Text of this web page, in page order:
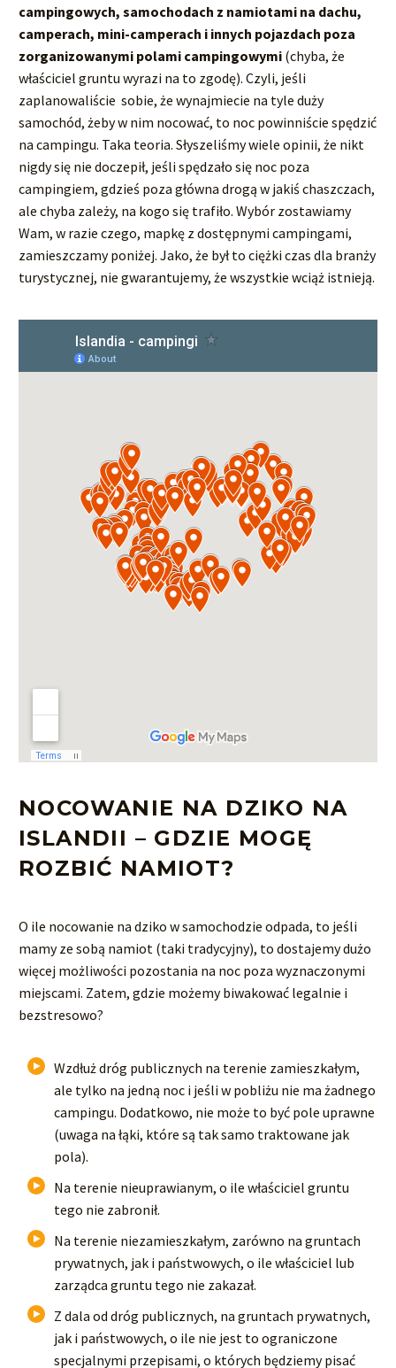
campingowych, samochodach z namiotami na dachu,
camperach, mini-camperach i innych pojazdach poza
zorganizowanymi polami campingowymi (chyba, że
właściciel gruntu wyrazi na to zgodę). Czyli, jeśli
zaplanowaliście sobie, że wynajmiecie na tyle duży
samochód, żeby w nim nocować, to noc powinniście spędzić
na campingu. Taka teoria. Słyszeliśmy wiele opinii, że nikt
nigdy się nie doczepił, jeśli spędzało się noc poza
campingiem, gdzieś poza główna drogą w jakiś chaszczach,
ale chyba zależy, na kogo się trafiło. Wybór zostawiamy
Wam, w razie czego, mapkę z dostępnymi campingami,
zamieszczamy poniżej. Jako, że był to ciężki czas dla branży
turystycznej, nie gwarantujemy, że wszystkie wciąż istnieją.
NOCOWANIE NA DZIKO NA
ISLANDII – GDZIE MOGĘ
ROZBIĆ NAMIOT?
O ile nocowanie na dziko w samochodzie odpada, to jeśli
mamy ze sobą namiot (taki tradycyjny), to dostajemy dużo
więcej możliwości pozostania na noc poza wyznaczonymi
miejscami. Zatem, gdzie możemy biwakować legalnie i
bezstresowo?
Wzdłuż dróg publicznych na terenie zamieszkałym,
ale tylko na jedną noc i jeśli w pobliżu nie ma żadnego
campingu. Dodatkowo, nie może to być pole uprawne
(uwaga na łąki, które są tak samo traktowane jak
pola).
Na terenie nieuprawianym, o ile właściciel gruntu
tego nie zabronił.
Na terenie niezamieszkałym, zarówno na gruntach
prywatnych, jak i państwowych, o ile właściciel lub
zarządca gruntu tego nie zakazał.
Z dala od dróg publicznych, na gruntach prywatnych,
jak i państwowych, o ile nie jest to ograniczone
specjalnymi przepisami, o których będziemy pisać